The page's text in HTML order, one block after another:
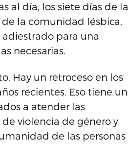
al día, los siete días de la
de la comunidad lésbica,
para una
necesarias.
Hay un retroceso en los
recientes. Eso tiene un
a atender las
violencia de género y
de las personas